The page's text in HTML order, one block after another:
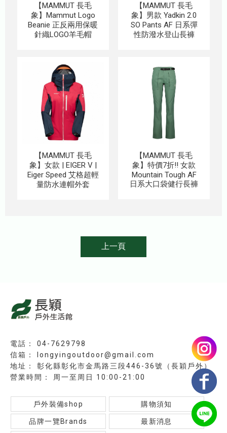
【MAMMUT 長毛
象】Mammut Logo
Beanie 正反兩用保暖
針織LOGO羊毛帽
【MAMMUT 長毛
象】男款 Yadkin 2.0
SO Pants AF 日系彈
性防潑水登山長褲
【MAMMUT 長毛
象】女款 | EIGER V |
Eiger Speed 艾格超輕
量防水連帽外套
【MAMMUT 長毛
象】特價7折!! 女款
Mountain Tough AF
日系大口袋健行長褲
上一頁
04-7629798
longyingoutdoor@gmail.com
彰化縣彰化市金馬路三段446-36號（長穎戶外）
周一至周日 10:00-21:00
戶外裝備shop 購物須知
品牌一覽Brands 最新消息